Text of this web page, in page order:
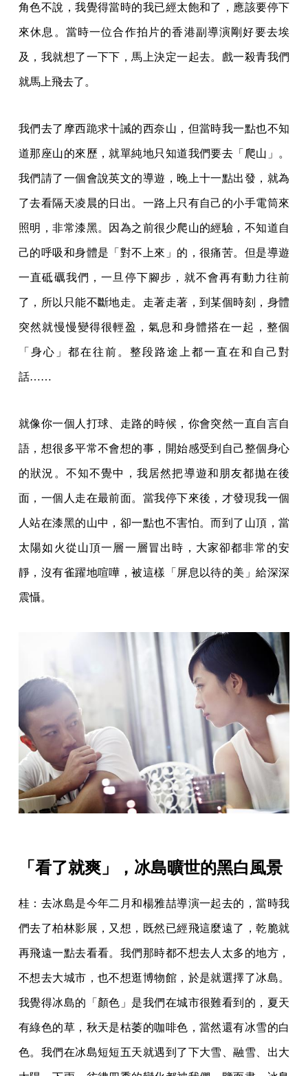
角色不說，我覺得當時的我已經太飽和了，應該要停下
來休息。當時一位合作拍片的香港副導演剛好要去埃
及，我就想了一下下，馬上決定一起去。戲一殺青我們
就馬上飛去了。
我們去了摩西跪求十誡的西奈山，但當時我一點也不知
道那座山的來歷，就單純地只知道我們要去「爬山」。
我們請了一個會說英文的導遊，晚上十一點出發，就為
了去看隔天凌晨的日出。一路上只有自己的小手電筒來
照明，非常漆黑。因為之前很少爬山的經驗，不知道自
己的呼吸和身體是「對不上來」的，很痛苦。但是導遊
一直砥礪我們，一旦停下腳步，就不會再有動力往前
了，所以只能不斷地走。走著走著，到某個時刻，身體
突然就慢慢變得很輕盈，氣息和身體搭在一起，整個
「身心」都在往前。整段路途上都一直在和自己對
話……
就像你一個人打球、走路的時候，你會突然一直自言自
語，想很多平常不會想的事，開始感受到自己整個身心
的狀況。不知不覺中，我居然把導遊和朋友都拋在後
面，一個人走在最前面。當我停下來後，才發現我一個
人站在漆黑的山中，卻一點也不害怕。而到了山頂，當
太陽如火從山頂一層一層冒出時，大家卻都非常的安
靜，沒有雀躍地喧嘩，被這樣「屏息以待的美」給深深
震懾。
「看了就爽」，冰島曠世的黑白風景
桂：去冰島是今年二月和楊雅喆導演一起去的，當時我
們去了柏林影展，又想，既然已經飛這麼遠了，乾脆就
再飛遠一點去看看。我們那時都不想去人太多的地方，
不想去大城市，也不想逛博物館，於是就選擇了冰島。
我覺得冰島的「顏色」是我們在城市很難看到的，夏天
有綠色的草，秋天是枯萎的咖啡色，當然還有冰雪的白
色。我們在冰島短短五天就遇到了下大雪、融雪、出大